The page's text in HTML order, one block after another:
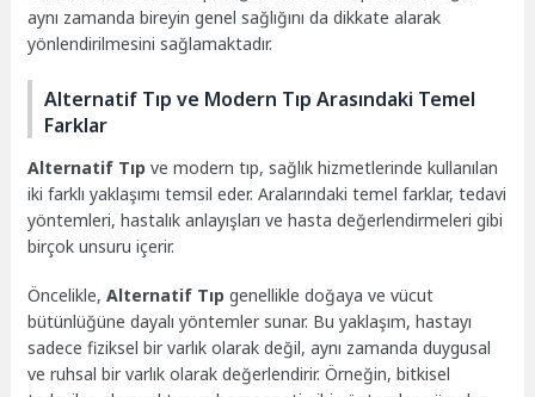
aynı zamanda bireyin genel sağlığını da dikkate alarak
yönlendirilmesini sağlamaktadır.
Alternatif Tıp ve Modern Tıp Arasındaki Temel
Farklar
Alternatif Tıp ve modern tıp, sağlık hizmetlerinde kullanılan
iki farklı yaklaşımı temsil eder. Aralarındaki temel farklar, tedavi
yöntemleri, hastalık anlayışları ve hasta değerlendirmeleri gibi
birçok unsuru içerir.
Öncelikle,Alternatif Tıp genellikle doğaya ve vücut
bütünlüğüne dayalı yöntemler sunar. Bu yaklaşım, hastayı
sadece fiziksel bir varlık olarak değil, aynı zamanda duygusal
ve ruhsal bir varlık olarak değerlendirir. Örneğin, bitkisel